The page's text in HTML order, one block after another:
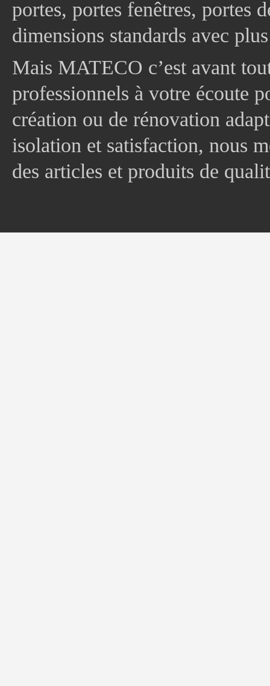
portes, portes fenêtres, portes
dimensions standards avec
Mais MATECO c’est avant
professionnels à votre écoute
création ou de rénovation
isolation et satisfaction, nous
des articles et produits de